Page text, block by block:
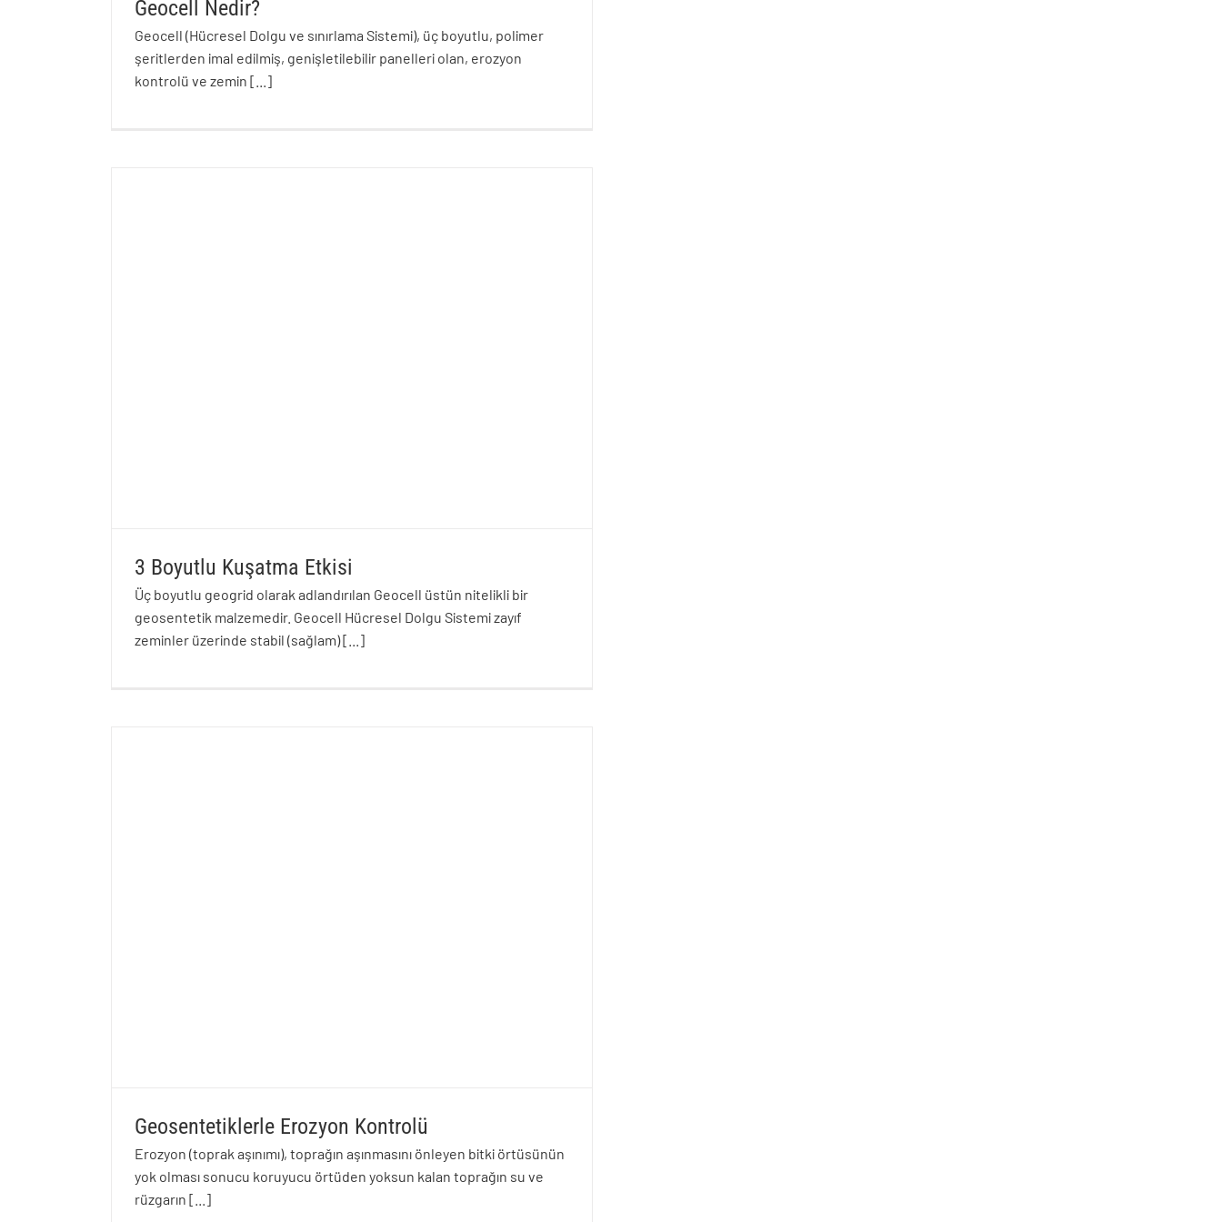
Geocell Nedir?
Geocell (Hücresel Dolgu ve sınırlama Sistemi), üç boyutlu, polimer
şeritlerden imal edilmiş, genişletilebilir panelleri olan, erozyon
kontrolü ve zemin [...]
3 Boyutlu Kuşatma Etkisi
Üç boyutlu geogrid olarak adlandırılan Geocell üstün nitelikli bir
geosentetik malzemedir. Geocell Hücresel Dolgu Sistemi zayıf
zeminler üzerinde stabil (sağlam)[...]
Geosentetiklerle Erozyon Kontrolü
Erozyon (toprak aşınımı), toprağın aşınmasını önleyen bitki örtüsünün
yok olması sonucu koruyucu örtüden yoksun kalan toprağın su ve
rüzgarın [...]